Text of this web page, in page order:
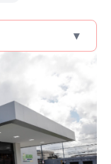
▾